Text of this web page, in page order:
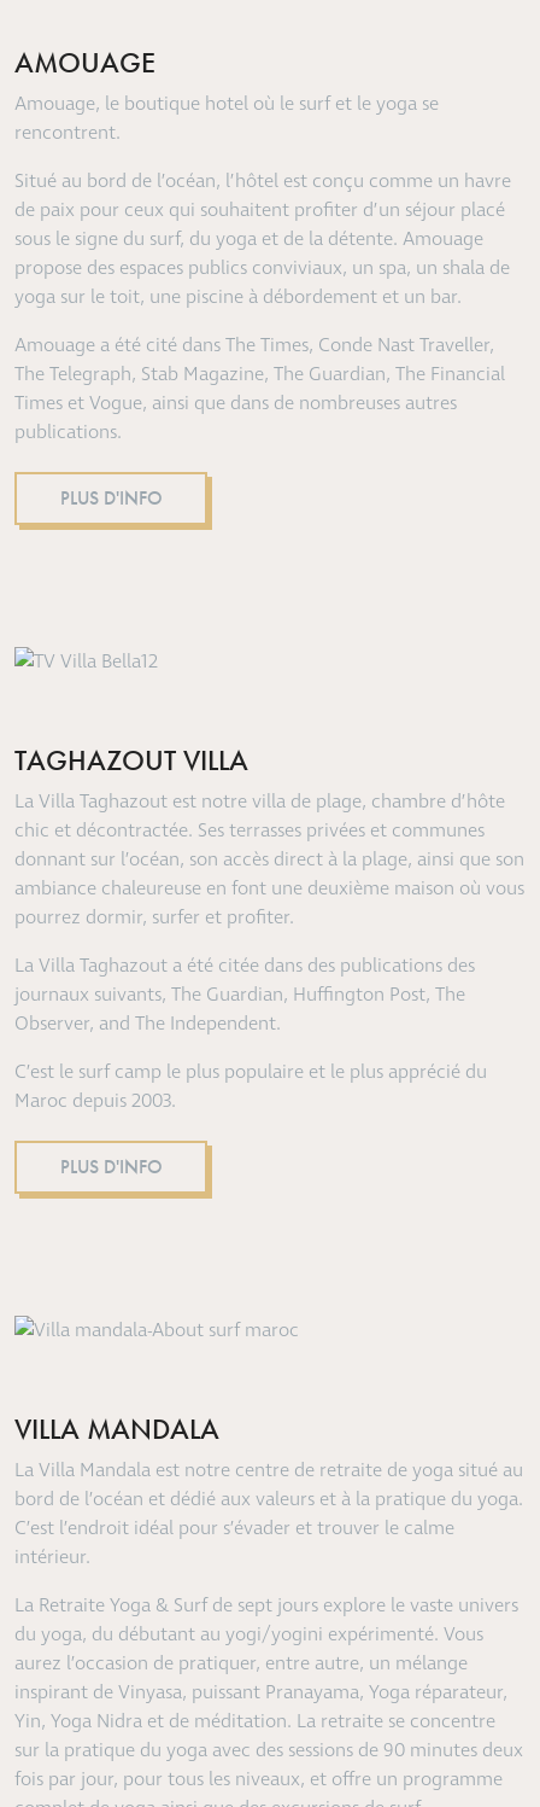
AMOUAGE
Amouage, le boutique hotel où le surf et le yoga se
rencontrent.
Situé au bord de l’océan, l’hôtel est conçu comme un havre
de paix pour ceux qui souhaitent profiter d’un séjour placé
sous le signe du surf, du yoga et de la détente. Amouage
propose des espaces publics conviviaux, un spa, un shala de
yoga sur le toit, une piscine à débordement et un bar.
Amouage a été cité dans The Times, Conde Nast Traveller,
The Telegraph, Stab Magazine, The Guardian, The Financial
Times et Vogue, ainsi que dans de nombreuses autres
publications.
PLUS D'INFO
TAGHAZOUT VILLA
La Villa Taghazout est notre villa de plage, chambre d’hôte
chic et décontractée. Ses terrasses privées et communes
donnant sur l’océan, son accès direct à la plage, ainsi que son
ambiance chaleureuse en font une deuxième maison où vous
pourrez dormir, surfer et profiter.
La Villa Taghazout a été citée dans des publications des
journaux suivants, The Guardian, Huffington Post, The
Observer, and The Independent.
C’est le surf camp le plus populaire et le plus apprécié du
Maroc depuis 2003.
PLUS D'INFO
VILLA MANDALA
La Villa Mandala est notre centre de retraite de yoga situé au
bord de l’océan et dédié aux valeurs et à la pratique du yoga.
C’est l’endroit idéal pour s’évader et trouver le calme
intérieur.
La Retraite Yoga & Surf de sept jours explore le vaste univers
du yoga, du débutant au yogi/yogini expérimenté. Vous
aurez l’occasion de pratiquer, entre autre, un mélange
inspirant de Vinyasa, puissant Pranayama, Yoga réparateur,
Yin, Yoga Nidra et de méditation. La retraite se concentre
sur la pratique du yoga avec des sessions de 90 minutes deux
fois par jour, pour tous les niveaux, et offre un programme